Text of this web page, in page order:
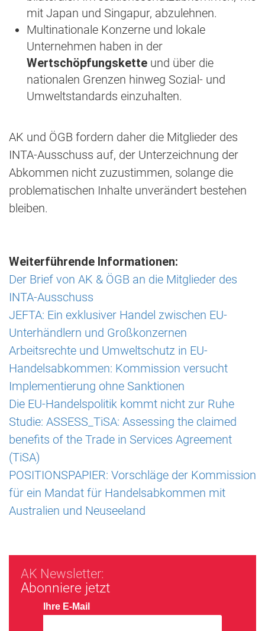
mit Japan und Singapur, abzulehnen.
Multinationale Konzerne und lokale
Unternehmen haben in der
Wertschöpfungskette und über die
nationalen Grenzen hinweg Sozial- und
Umweltstandards einzuhalten.
AK und ÖGB fordern daher die Mitglieder des
INTA-Ausschuss auf, der Unterzeichnung der
Abkommen nicht zuzustimmen, solange die
problematischen Inhalte unverändert bestehen
bleiben.
Weiterführende Informationen:
Der Brief von AK & ÖGB an die Mitglieder des
INTA-Ausschuss
JEFTA: Ein exklusiver Handel zwischen EU-
Unterhändlern und Großkonzernen
Arbeitsrechte und Umweltschutz in EU-
Handelsabkommen: Kommission versucht
Implementierung ohne Sanktionen
Die EU-Handelspolitik kommt nicht zur Ruhe
Studie: ASSESS_TiSA: Assessing the claimed
benefits of the Trade in Services Agreement
(TiSA)
POSITIONSPAPIER: Vorschläge der Kommission
für ein Mandat für Handelsabkommen mit
Australien und Neuseeland
AK Newsletter:
Abonniere jetzt
Ihre E-Mail